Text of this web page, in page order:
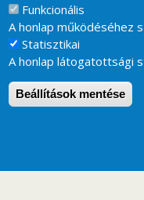
Funkcionális
A honlap működéséhez
Statisztikai
A honlap látogatottsági
Beállítások mentése